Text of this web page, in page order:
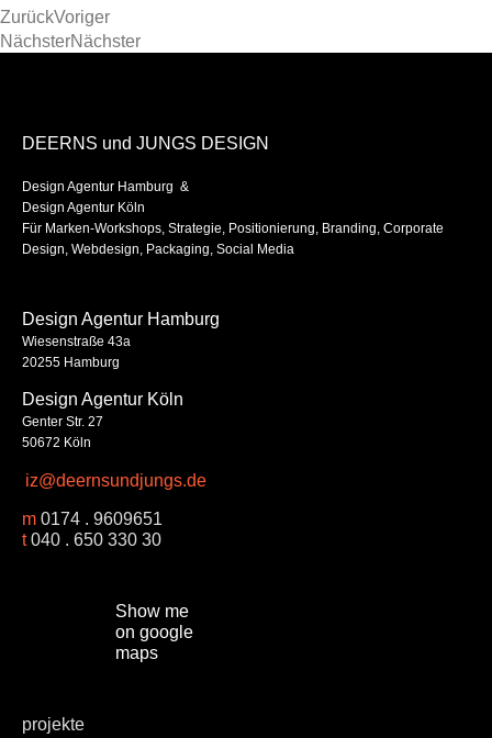
ZurückVoriger
NächsterNächster
DEERNS und JUNGS DESIGN
Design Agentur Hamburg &
Design Agentur Köln
Für Marken-Workshops, Strategie, Positionierung, Branding, Corporate
Design, Webdesign, Packaging, Social Media
Design Agentur Hamburg
Wiesenstraße 43a
20255 Hamburg
Design Agentur Köln
Genter Str. 27
50672 Köln
iz@deernsundjungs.de
m 0174 . 9609651
t 040 . 650 330 30
Show me
on google
maps
projekte